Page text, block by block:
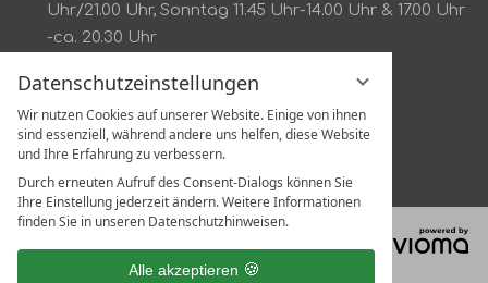
Datenschutzeinstellungen
Wir nutzen Cookies auf unserer Website. Einige von ihnen
sind essenziell, während andere uns helfen, diese Website
und Ihre Erfahrung zu verbessern.
Durch erneuten Aufruf des Consent-Dialogs können Sie
Ihre Einstellung jederzeit ändern. Weitere Informationen
finden Sie in unseren Datenschutzhinweisen.
Alle akzeptieren
Uhr/21.00 Uhr, Sonntag 11.45 Uhr-14.00 Uhr & 17.00 Uhr
-ca. 20.30 Uhr
Dienstag kein Mittagstisch
Tischreservierung unter:
Tel.:07802 1319